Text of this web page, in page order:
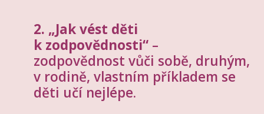
2. „Jak vést děti
k zodpovědnosti“ –
zodpovědnost vůči sobě, druhým,
v rodině, vlastním příkladem se
děti učí nejlépe.